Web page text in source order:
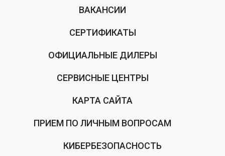
ВАКАНСИИ
СЕРТИФИКАТЫ
ОФИЦИАЛЬНЫЕ ДИЛЕРЫ
СЕРВИСНЫЕ ЦЕНТРЫ
КАРТА САЙТА
ПРИЕМ ПО ЛИЧНЫМ ВОПРОСАМ
КИБЕРБЕЗОПАСНОСТЬ